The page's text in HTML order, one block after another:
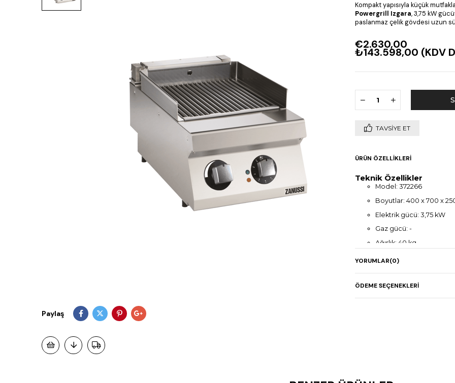
Paylaş
Kompakt yapısıyla küçük
Powergrill Izgara, 3,75 kW
paslanmaz çelik gövdesi uzun
€2.630,00
₺143.598,00 (KDV
TAVSIYE ET
ÜRÜN ÖZELLIKLERI
Teknik Özellikler
Model: 372266
Boyutlar: 400 x 700 x
Elektrik gücü: 3,75 kW
Gaz gücü: -
Ağırlık: 40 kg
Kompakt set üstü
Paslanmaz çelik gövde
YORUMLAR(0)
ÖDEME SEÇENEKLERI